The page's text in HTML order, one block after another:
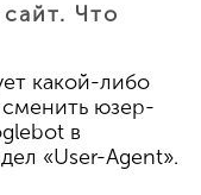
Что
какой-либо
юзер-
в
«User-Agent».